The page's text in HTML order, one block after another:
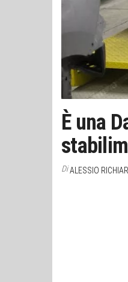
È una
DiALESSIO